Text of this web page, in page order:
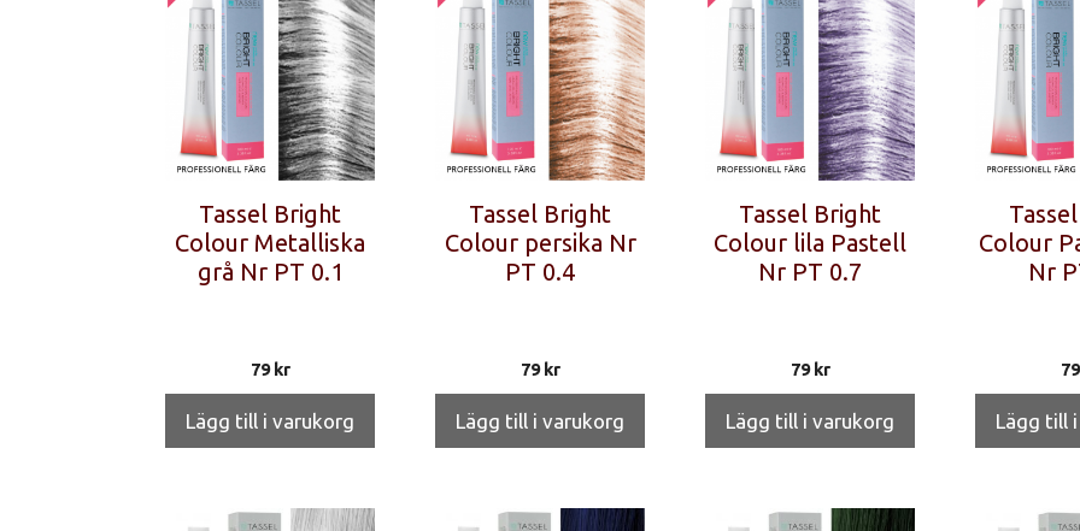
Tassel Bright
Colour Metalliska
grå Nr PT 0.1
79kr
Lägg till i varukorg
Tassel Bright
Colour persika Nr
PT 0.4
79kr
Lägg till i varukorg
Tassel Bright
Colour lila Pastell
Nr PT 0.7
79kr
Lägg till i varukorg
Colour
Nr
79
Lägg till